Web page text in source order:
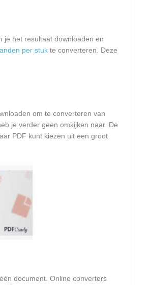
je het resultaat downloaden en
per stuk te converteren. Deze
om te converteren van
je verder geen omkijken naar. De
PDF kunt kiezen uit een groot
document. Online converters